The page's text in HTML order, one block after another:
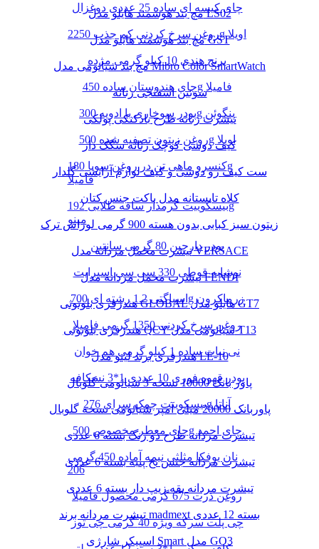
چای کیسه ای ساده 25 عددی دوغزال
روغن سرخ کردنی کم جذب 2250g اویلا
برنج هندی 10 کیلو گرمی مژده
چای هندوستان ساده 450g فامیلا
پودر سوخاری با ادویه 300g پنگوئن
روغن زیتون تصفیه شده 500g اویلا
کنسرو ماهی تن در روغن سویا 180g
فامیلا
بیسکوییت کرمدار ساقه طلایی 192g
مینو
پودر دارچین 80 گرمی سانتین
نوشابه قوطی 330 سی سی اسپرایت
اسپاگتی 1.2 رشته ای 700g زرماکرون
روغن سرخ کردنی 1350 گرمی فامیلا
نی نبات ساده 1 کیلو گرمی هم خوان
پودر قهوه فوری 10 عددی 1*3 نسکافه
بیسکوییت چمک سرای 276g آناتا
چای معطر مخصوص 500g چای احمد
نان یوفکا مثلثی نیمه آماده 450 گرمی
206
روغن ذرت 675 گرمی محصول فامیلا
چی پلت سرکه ویژه 40 گرمی چی توز
مچ بند هوشمند هایلو مدل LS02
مچ بند هوشمند هایلو مدل GST
مچ بند شیائومی مدل Mibro Color SmartWatch
سوتین اسفنجی زنانه
تیشرت زنانه طرح بادکنکی پولکی
کیف دوشی کوچک زنانه سگک دار
ست کیف رو دوشی و کیف لوازم آرایشی گلدار
کلاه تابستانه مدل باکت جنس کتان
زیتون سبز کبابی بدون هسته 900 گرمی لوراس ترک
تیشرت مخمل مردانه مدل VERSACE
تیشرت مخمل مردانه مدل FENDI
هندزفری بلوتوثی GLOBAL هایلو مدل GT7
هندزفری بلوتوثی QCY شیائومی مدل T13
هندزفری برند لیتو مدل LE-10
پاور بانک 10000 نسخه 3 شیائومی گلوبال
پاوربانک 20000 میلی آمپر شیائومی نسخه گلوبال
تیشرت مردانه طرح دو رنگ بسته 6 عددی
تیشرت مردانه جنس نخ پنبه بسته 6 عددی
تیشرت مردانه یقه زیپ دار بسته 6 عددی
تیشرت مردانه برند madmext بسته 12 عددی
اسپیکر شارژی Smart مدل GO3